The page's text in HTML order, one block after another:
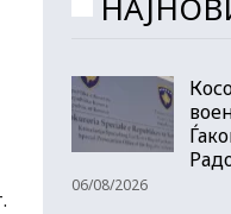
06/08/2026